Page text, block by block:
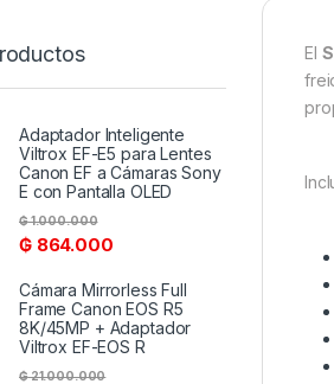
El
Adaptador Inteligente
Viltrox EF-E5 para Lentes
Canon EF a Cámaras Sony
E con Pantalla OLED
₲864.000
₲1.000.000
Cámara Mirrorless Full
Frame Canon EOS R5
8K/45MP + Adaptador
Viltrox EF-EOS R
₲21.000.000